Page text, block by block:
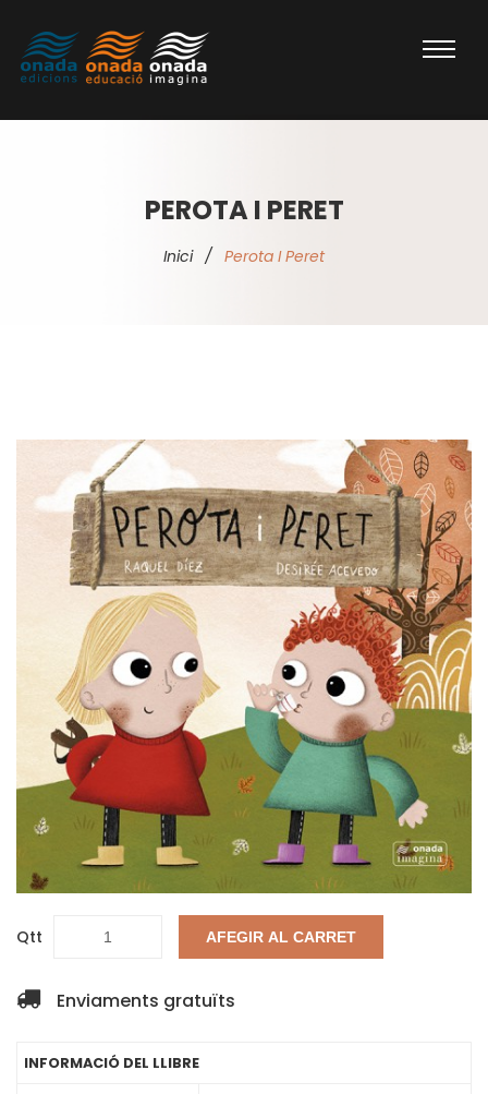
PEROTA I PERET
Inici / Perota I Peret
Qtt AFEGIR AL CARRET
Enviaments gratuïts
INFORMACIÓ DEL LLIBRE